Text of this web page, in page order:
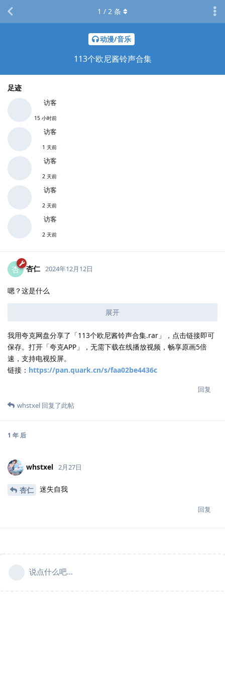
动漫/音乐
113个欧尼酱铃声合集
足迹
访客
15 小时前
访客
1 天前
访客
2 天前
访客
2 天前
访客
2 天前
1 / 2 条
杏 杏仁 2024年12月12日
嗯？这是什么
展开
我用夸克网盘分享了「113个欧尼酱铃声合集.rar」，点击链接即可
保存。打开「夸克APP」，无需下载在线播放视频，畅享原画5倍
速，支持电视投屏。
链接： https://pan.quark.cn/s/faa02be4436c
回复
whstxel 回复了此帖
1 年 后
whstxel 2月27日
杏仁 迷失自我
回复
说点什么吧...